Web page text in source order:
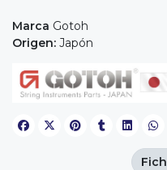
Marca Gotoh
Origen: Japón